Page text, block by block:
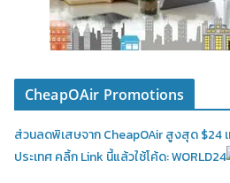
CheapOAir Promotions
ส่วนลดพิเสษจาก CheapOAir สูงสุด $24
ประเทศ คลิ้ก Link นี้แล้วใช้โค้ด: WORLD24